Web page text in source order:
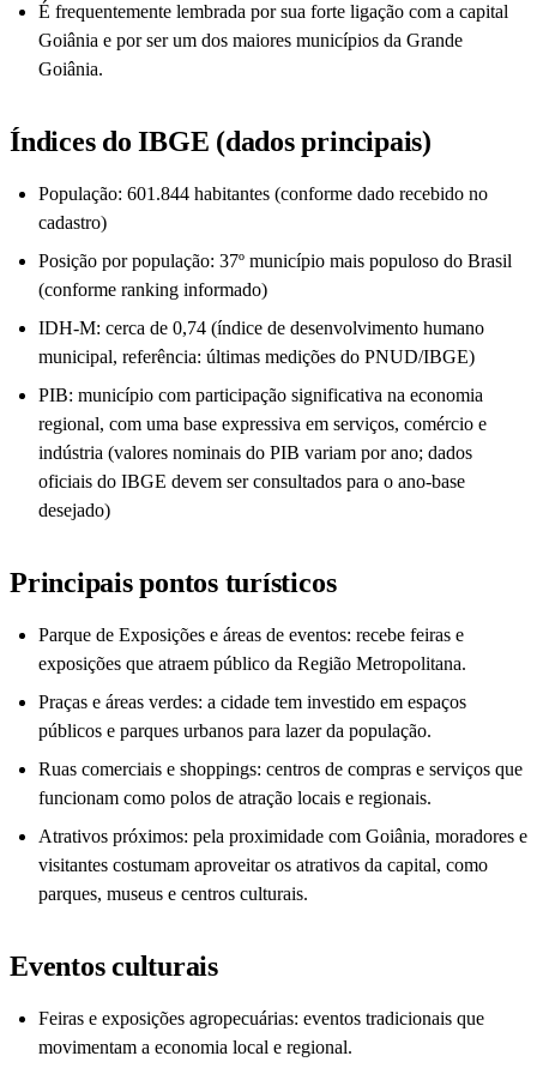
É frequentemente lembrada por sua forte ligação com a capital
Goiânia e por ser um dos maiores municípios da Grande
Goiânia.
Índices do IBGE (dados principais)
População: 601.844 habitantes (conforme dado recebido no
cadastro)
Posição por população: 37º município mais populoso do Brasil
(conforme ranking informado)
IDH-M: cerca de 0,74 (índice de desenvolvimento humano
municipal, referência: últimas medições do PNUD/IBGE)
PIB: município com participação significativa na economia
regional, com uma base expressiva em serviços, comércio e
indústria (valores nominais do PIB variam por ano; dados
oficiais do IBGE devem ser consultados para o ano-base
desejado)
Principais pontos turísticos
Parque de Exposições e áreas de eventos: recebe feiras e
exposições que atraem público da Região Metropolitana.
Praças e áreas verdes: a cidade tem investido em espaços
públicos e parques urbanos para lazer da população.
Ruas comerciais e shoppings: centros de compras e serviços que
funcionam como polos de atração locais e regionais.
Atrativos próximos: pela proximidade com Goiânia, moradores e
visitantes costumam aproveitar os atrativos da capital, como
parques, museus e centros culturais.
Eventos culturais
Feiras e exposições agropecuárias: eventos tradicionais que
movimentam a economia local e regional.